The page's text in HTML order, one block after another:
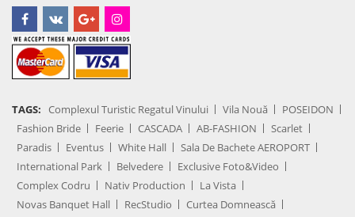
TAGS: Complexul Turistic Regatul Vinului Vila Nouă
POSEIDON
Fashion Bride
Feerie CASCADA AB-FASHION
Scarlet
Paradis
Eventus White Hall
Sala De Bachete AEROPORT
International Park
Belvedere
Exclusive Foto&Video
Complex Codru
Nativ Production
La Vista
Novas Banquet Hall
RecStudio
Curtea Domnească